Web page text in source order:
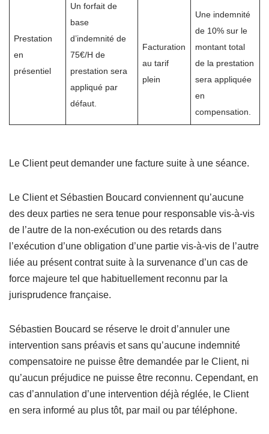
Prestation
en
présentiel
Un forfait de
base
d’indemnité de
75€/H de
prestation sera
appliqué par
défaut.
Facturation
au tarif
plein
Une indemnité
de 10% sur le
montant total
de la prestation
sera appliquée
en
compensation.
Le Client peut demander une facture suite à une séance.
Le Client et Sébastien Boucard conviennent qu’aucune
des deux parties ne sera tenue pour responsable vis-à-vis
de l’autre de la non-exécution ou des retards dans
l’exécution d’une obligation d’une partie vis-à-vis de l’autre
liée au présent contrat suite à la survenance d’un cas de
force majeure tel que habituellement reconnu par la
jurisprudence française.
Sébastien Boucard se réserve le droit d’annuler une
intervention sans préavis et sans qu’aucune indemnité
compensatoire ne puisse être demandée par le Client, ni
qu’aucun préjudice ne puisse être reconnu. Cependant, en
cas d’annulation d’une intervention déjà réglée, le Client
en sera informé au plus tôt, par mail ou par téléphone.